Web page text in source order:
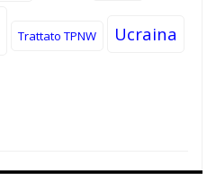
Trattato TPNW Ucraina